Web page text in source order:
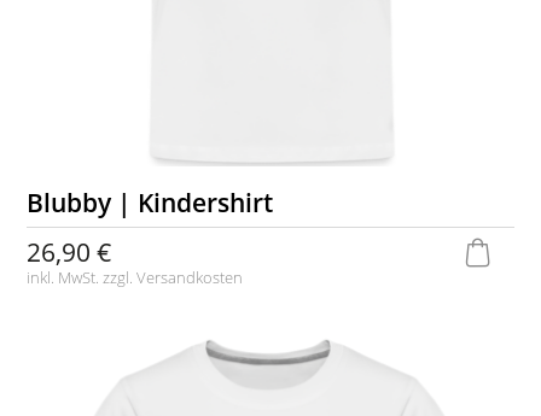
Blubby | Kindershirt
26,90 €
inkl. MwSt. zzgl.Versandkosten